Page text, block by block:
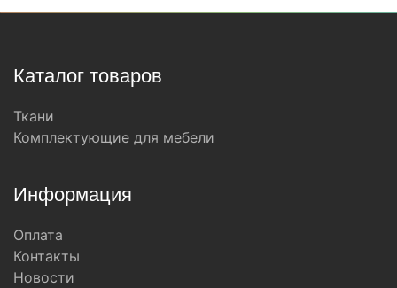
Каталог товаров
Ткани
Комплектующие для мебели
Информация
Оплата
Контакты
Новости